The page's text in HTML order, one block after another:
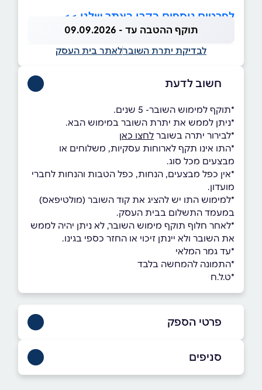
לפרטים נוספים בקרו באתר שלנו >>
תוקף ההטבה עד - 09.09.2026
לבדיקת יתרת השוברלאתר בית העסק
חשוב לדעת
*תוקף למימוש השובר- 5 שנים.
*ניתן לממש את יתרת השובר במימוש הבא.
*לבירור יתרה בשובר לחצו כאן
*התו אינו תקף לארוחות עסקיות, משלוחים או
מבצעים מכל סוג.
*אין כפל מבצעים, הנחות, כפל הטבות והנחות לחברי
מועדון.
*למימוש התו יש להציג את קוד השובר (מולטיפאס)
במעמד התשלום בבית העסק.
*לאחר חלוף תוקף מימוש השובר, לא ניתן יהיה לממש
את השובר ולא יינתן זיכוי או החזר כספי בגינו.
*עד גמר המלאי
*התמונה להמחשה בלבד
*ט.ל.ח
פרטי הספק
באתר בפייסבוק באינסטגרם
סניפים